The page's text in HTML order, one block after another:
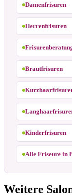
Damenfrisuren
Herrenfrisuren
Brautfrisuren
Kinderfrisuren
Alle Friseure in
Weitere